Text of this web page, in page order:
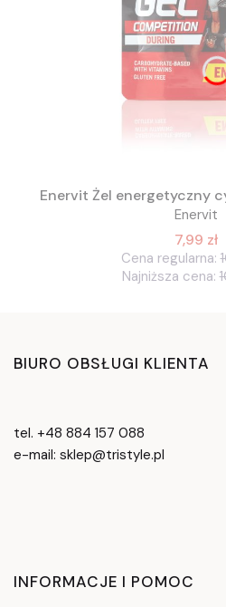
Enervit Żel energetyczny
Enervit
7,99 zł
Cena regularna:
Najniższa cena:
BIURO OBSŁUGI KLIENTA
tel. +48 884 157 088
e-mail: sklep@tristyle.pl
Linki w stopce
INFORMACJE I POMOC